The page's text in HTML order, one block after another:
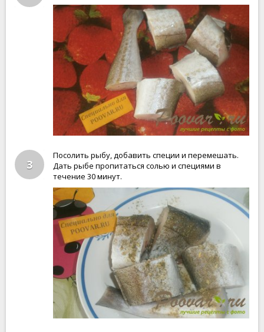
3
Посолить рыбу, добавить специи и перемешать.
Дать рыбе пропитаться солью и специями в
течение 30 минут.